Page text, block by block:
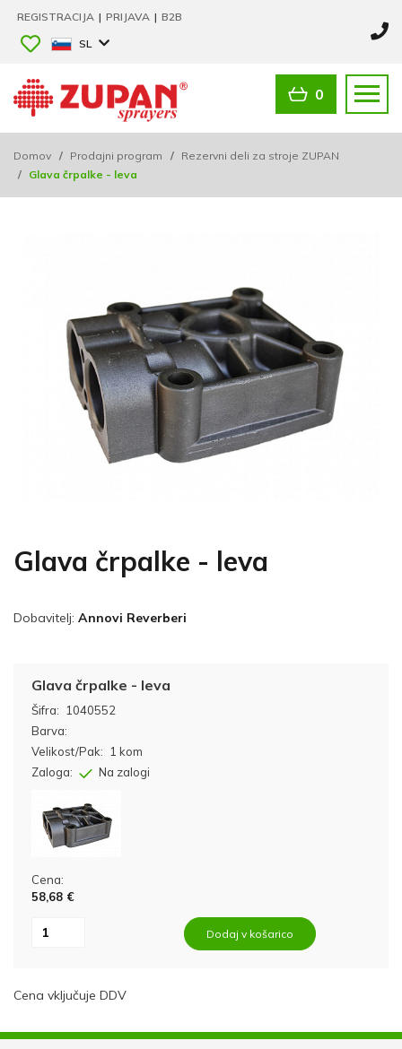
REGISTRACIJA | PRIJAVA | B2B
SL
0
Domov / Prodajni program / Rezervni deli za stroje ZUPAN
/ Glava črpalke - leva
Glava črpalke - leva
Dobavitelj: Annovi Reverberi
Šifra: 1040552
Glava črpalke - leva
Barva:
Velikost/Pak: 1 kom
Zaloga:
Na zalogi
Cena:
58,68 €
Dodaj v košarico
Cena vključuje DDV